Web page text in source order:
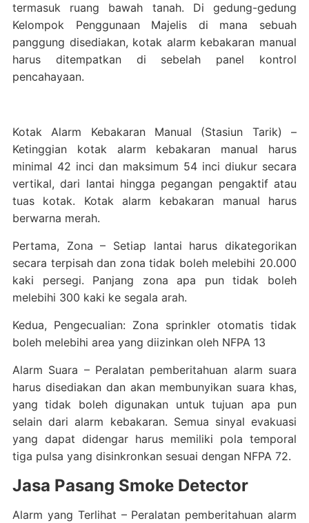
termasuk ruang bawah tanah. Di gedung-gedung
Kelompok Penggunaan Majelis di mana sebuah
panggung disediakan, kotak alarm kebakaran manual
harus ditempatkan di sebelah panel kontrol
pencahayaan.
Kotak Alarm Kebakaran Manual (Stasiun Tarik) –
Ketinggian kotak alarm kebakaran manual harus
minimal 42 inci dan maksimum 54 inci diukur secara
vertikal, dari lantai hingga pegangan pengaktif atau
tuas kotak. Kotak alarm kebakaran manual harus
berwarna merah.
Pertama, Zona – Setiap lantai harus dikategorikan
secara terpisah dan zona tidak boleh melebihi 20.000
kaki persegi. Panjang zona apa pun tidak boleh
melebihi 300 kaki ke segala arah.
Kedua, Pengecualian: Zona sprinkler otomatis tidak
boleh melebihi area yang diizinkan oleh NFPA 13
Alarm Suara – Peralatan pemberitahuan alarm suara
harus disediakan dan akan membunyikan suara khas,
yang tidak boleh digunakan untuk tujuan apa pun
selain dari alarm kebakaran. Semua sinyal evakuasi
yang dapat didengar harus memiliki pola temporal
tiga pulsa yang disinkronkan sesuai dengan NFPA 72.
Jasa Pasang Smoke Detector
Alarm yang Terlihat – Peralatan pemberitahuan alarm